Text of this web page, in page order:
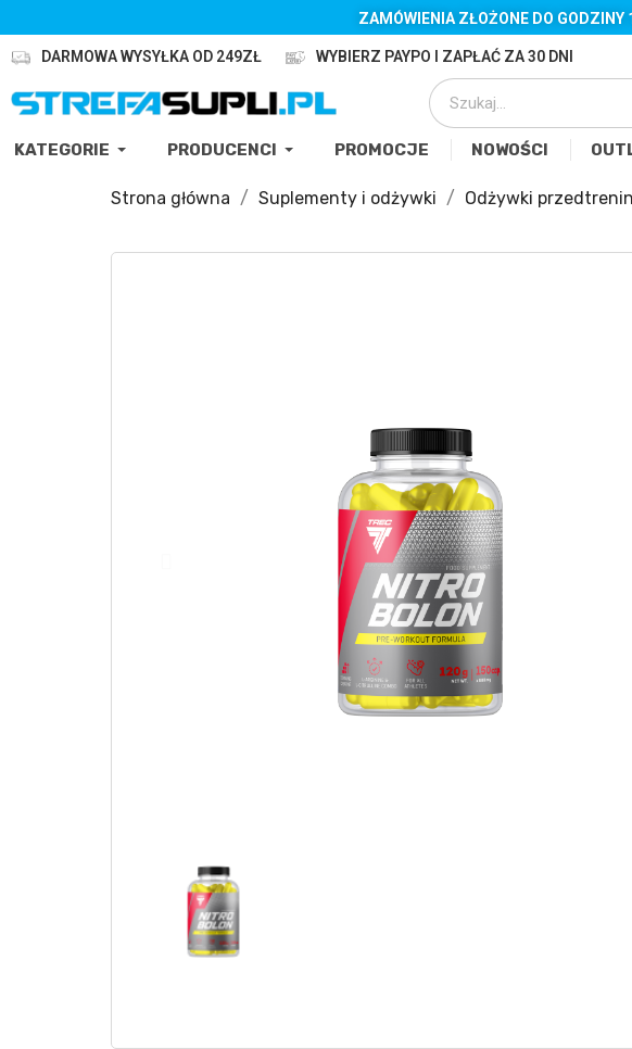
ZAMÓWIENIA ZŁOŻONE DO GODZINY
DARMOWA WYSYŁKA OD 249ZŁ WYBIERZ PAYPO I ZAPŁAĆ ZA 30 DNI
KATEGORIE PRODUCENCI PROMOCJE NOWOŚCI
Strona główna Suplementy i odżywki Odżywki